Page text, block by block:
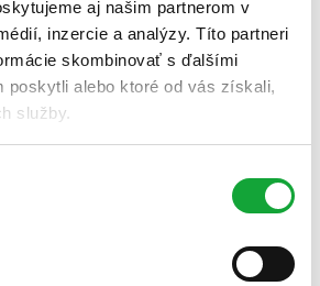
aj našim partnerom v
inzercie a analýzy. Títo partneri
skombinovať s ďalšími
poskytli alebo ktoré od vás získali,
služby.